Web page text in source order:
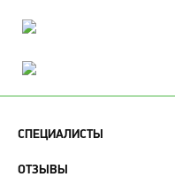
СПЕЦИАЛИСТЫ
ОТЗЫВЫ